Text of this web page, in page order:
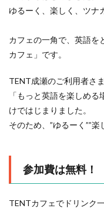
ゆるーく、楽しく、ツナ
カフェの一角で、英語を
カフェ」です。
TENT成瀬のご利用者さ
「もっと英語を楽しめ
けではじまりました。
そのため、”ゆるーく””
参加費は無料！
TENTカフェでドリンク